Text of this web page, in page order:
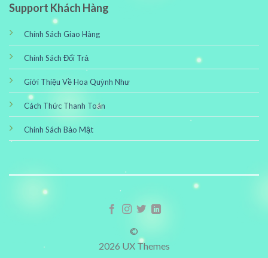
Support Khách Hàng
Chính Sách Giao Hàng
Chính Sách Đổi Trả
Giới Thiệu Về Hoa Quỳnh Như
Cách Thức Thanh Toán
Chính Sách Bảo Mật
©
2026 UX Themes